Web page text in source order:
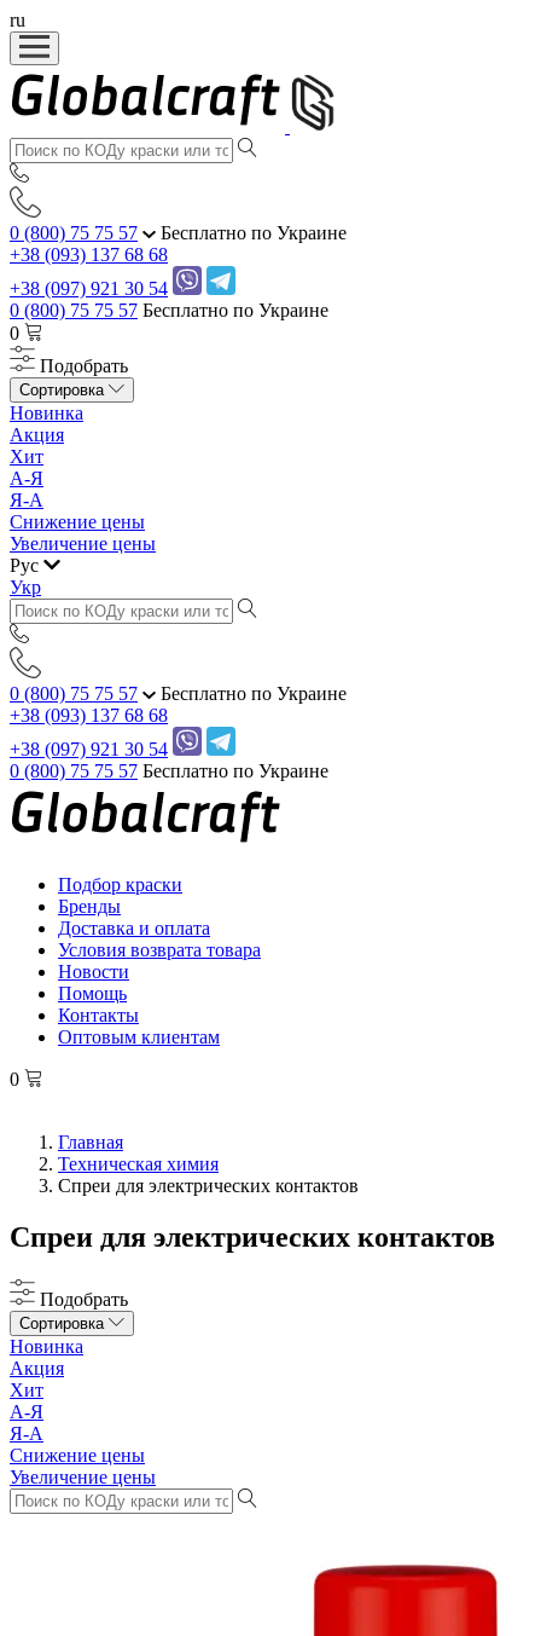
ru
0 (800) 75 75 57
Бесплатно по Украине
+38 (093) 137 68 68
+38 (097) 921 30 54
0 (800) 75 75 57 Бесплатно по Украине
0
Подобрать
Сортировка
Новинка
Акция
Хит
А-Я
Я-А
Снижение цены
Увеличение цены
Рус
Укр
0 (800) 75 75 57
Бесплатно по Украине
+38 (093) 137 68 68
+38 (097) 921 30 54
0 (800) 75 75 57 Бесплатно по Украине
Подбор краски
Бренды
Доставка и оплата
Условия возврата товара
Новости
Помощь
Контакты
Оптовым клиентам
0
Главная
Техническая химия
Спреи для электрических контактов
Спреи для электрических контактов
Подобрать
Сортировка
Новинка
Акция
Хит
А-Я
Я-А
Снижение цены
Увеличение цены